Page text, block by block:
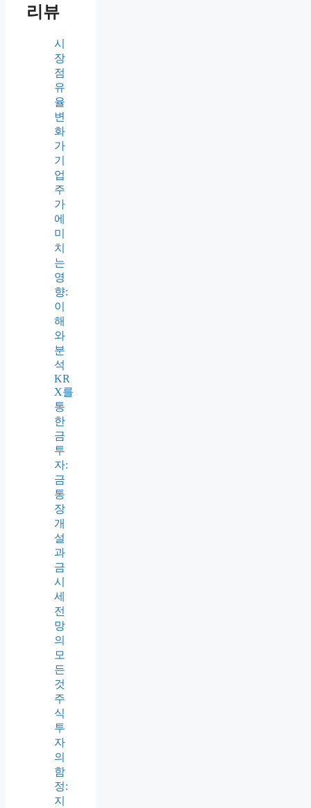
리뷰
시
장
점
유
율
변
화
가
기
업
주
가
에
미
치
는
영
향:
이
해
와
분
석
KR
X를
통
한
금
투
자:
금
통
장
개
설
과
금
시
세
전
망
의
모
든
것
주
식
투
자
의
함
정:
지